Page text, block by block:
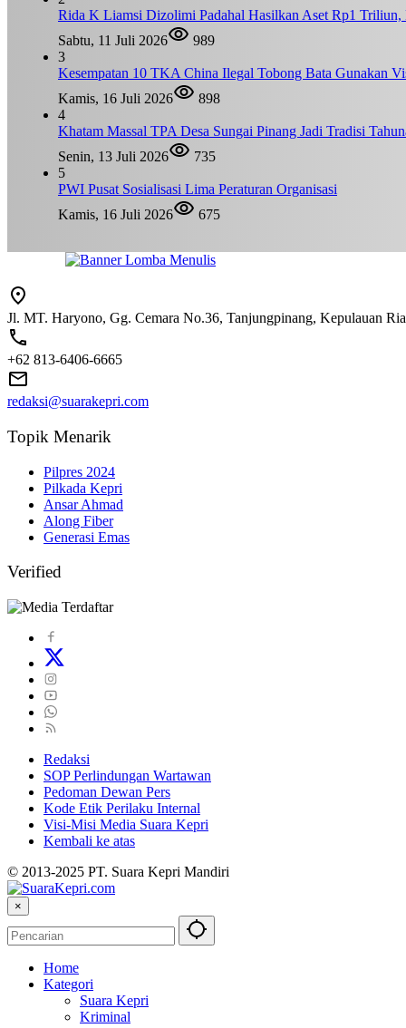
Rida K Liamsi Dizolimi Padahal Hasilkan Aset Rp1 Triliun,
Sabtu, 11 Juli 2026
989
3
Kesempatan 10 TKA China Ilegal Tobong Bata Gunakan
Kamis, 16 Juli 2026
898
4
Khatam Massal TPA Desa Sungai Pinang Jadi Tradisi
Senin, 13 Juli 2026
735
5
PWI Pusat Sosialisasi Lima Peraturan Organisasi
Kamis, 16 Juli 2026
675
Jl. MT. Haryono, Gg. Cemara No.36, Tanjungpinang, Kepulauan
+62 813-6406-6665
redaksi@suarakepri.com
Topik Menarik
Pilpres 2024
Pilkada Kepri
Ansar Ahmad
Along Fiber
Generasi Emas
Verified
Redaksi
SOP Perlindungan Wartawan
Pedoman Dewan Pers
Kode Etik Perilaku Internal
Visi-Misi Media Suara Kepri
Kembali ke atas
© 2013-2025 PT. Suara Kepri Mandiri
×
Home
Kategori
Suara Kepri
Kriminal